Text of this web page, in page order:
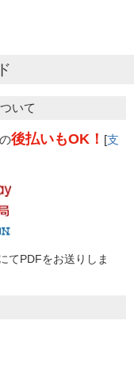
いて
後払いもOK！ [支
てPDFをお送りしま